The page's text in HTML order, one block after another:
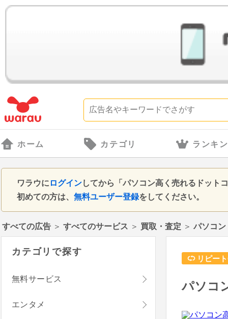
ホーム カテゴリ ランキ
ワラウに ログインしてから「パソコン高く売れるドット
初めての方は、 無料ユーザー登録をしてください。
すべての広告 ＞ すべてのサービス ＞ 買取・査定 ＞ パソコン
リピー
パソコ
カテゴリで探す
無料サービス
エンタメ